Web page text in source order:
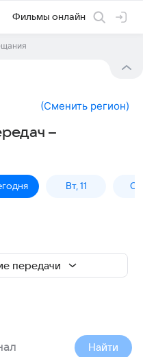
Фильмы онлайн
(Сменить регион)
–
Вт, 11
передачи
Найти